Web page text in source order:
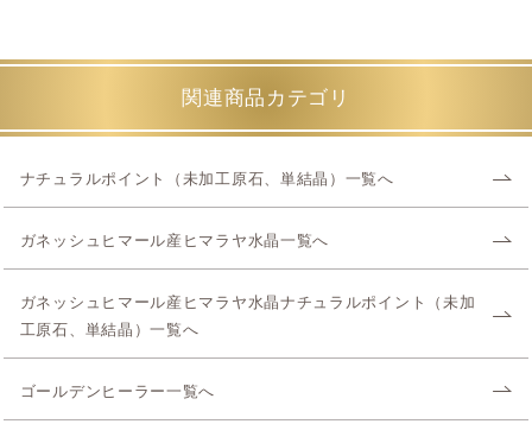
関連商品カテゴリ
ナチュラルポイント（未加工原石、単結晶）一覧へ
ガネッシュヒマール産ヒマラヤ水晶一覧へ
ガネッシュヒマール産ヒマラヤ水晶ナチュラルポイント（未加
工原石、単結晶）一覧へ
ゴールデンヒーラー一覧へ